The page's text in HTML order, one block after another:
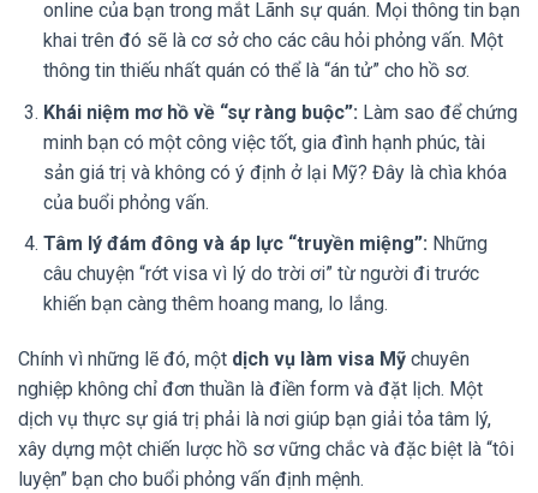
online của bạn trong mắt Lãnh sự quán. Mọi thông tin bạn
khai trên đó sẽ là cơ sở cho các câu hỏi phỏng vấn. Một
thông tin thiếu nhất quán có thể là “án tử” cho hồ sơ.
Khái niệm mơ hồ về “sự ràng buộc”: Làm sao để chứng
minh bạn có một công việc tốt, gia đình hạnh phúc, tài
sản giá trị và không có ý định ở lại Mỹ? Đây là chìa khóa
của buổi phỏng vấn.
Tâm lý đám đông và áp lực “truyền miệng”: Những
câu chuyện “rớt visa vì lý do trời ơi” từ người đi trước
khiến bạn càng thêm hoang mang, lo lắng.
Chính vì những lẽ đó, một dịch vụ làm visa Mỹ chuyên
nghiệp không chỉ đơn thuần là điền form và đặt lịch. Một
dịch vụ thực sự giá trị phải là nơi giúp bạn giải tỏa tâm lý,
xây dựng một chiến lược hồ sơ vững chắc và đặc biệt là “tôi
luyện” bạn cho buổi phỏng vấn định mệnh.